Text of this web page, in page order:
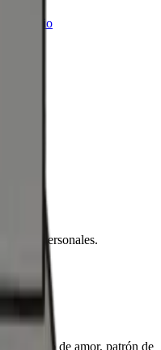
al inicio
personales.
tu estilo de amor, patrón de